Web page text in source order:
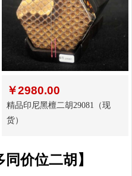
￥2980.00
精品印尼黑檀二胡29081（现
货）
同价位二胡】